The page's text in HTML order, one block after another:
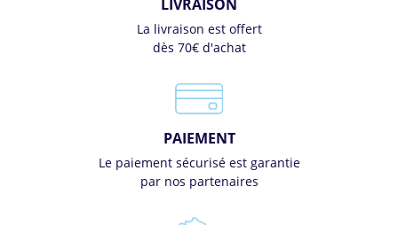
LIVRAISON
La livraison est offert
dès 70€ d'achat
PAIEMENT
Le paiement sécurisé est garantie
par nos partenaires